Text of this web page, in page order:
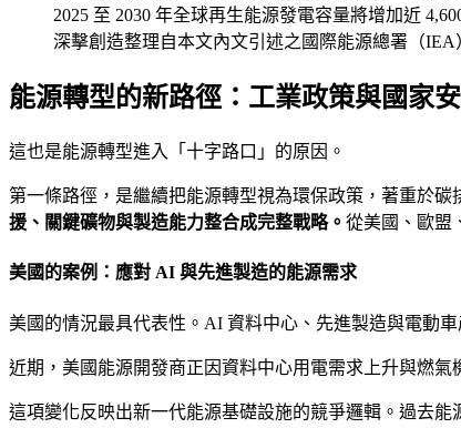
2025 至 2030 年全球再生能源發電容量將增加近
深擊創造整理自本文內文引述之國際能源總署（
能源轉型的新路徑：工業政策與國家
這也是能源轉型進入「十字路口」的原因。
第一條路徑，是繼續把能源轉型視為環保政策，著重於
援、關鍵礦物與製造能力整合成完整戰略。 從美國、歐盟
美國的案例：應對 AI 與先進製造的能源需求
美國的情況最具代表性。AI 資料中心、先進製造與電動
近期，美國能源開發商正因資料中心用電需求上升與燃
這項變化反映出新一代能源基礎設施的競爭邏輯。過去